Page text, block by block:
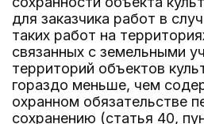
для заказчика работ в
таких работ на
связанных с земельными
территорий объектов
гораздо меньше, чем
охранном обязательстве
сохранению (статья 40,